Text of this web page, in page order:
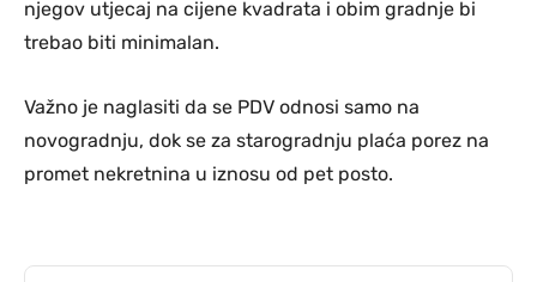
njegov utjecaj na cijene kvadrata i obim gradnje bi
trebao biti minimalan.
Važno je naglasiti da se PDV odnosi samo na
novogradnju, dok se za starogradnju plaća porez na
promet nekretnina u iznosu od pet posto.